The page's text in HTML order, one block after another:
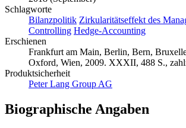
Schlagworte
Bilanzpolitik Zirkularitätseffekt des
Controlling Hedge-Accounting
Erschienen
Frankfurt am Main, Berlin, Bern,
Oxford, Wien, 2009. XXXII, 488 S.,
Produktsicherheit
Peter Lang Group AG
Biographische Angaben